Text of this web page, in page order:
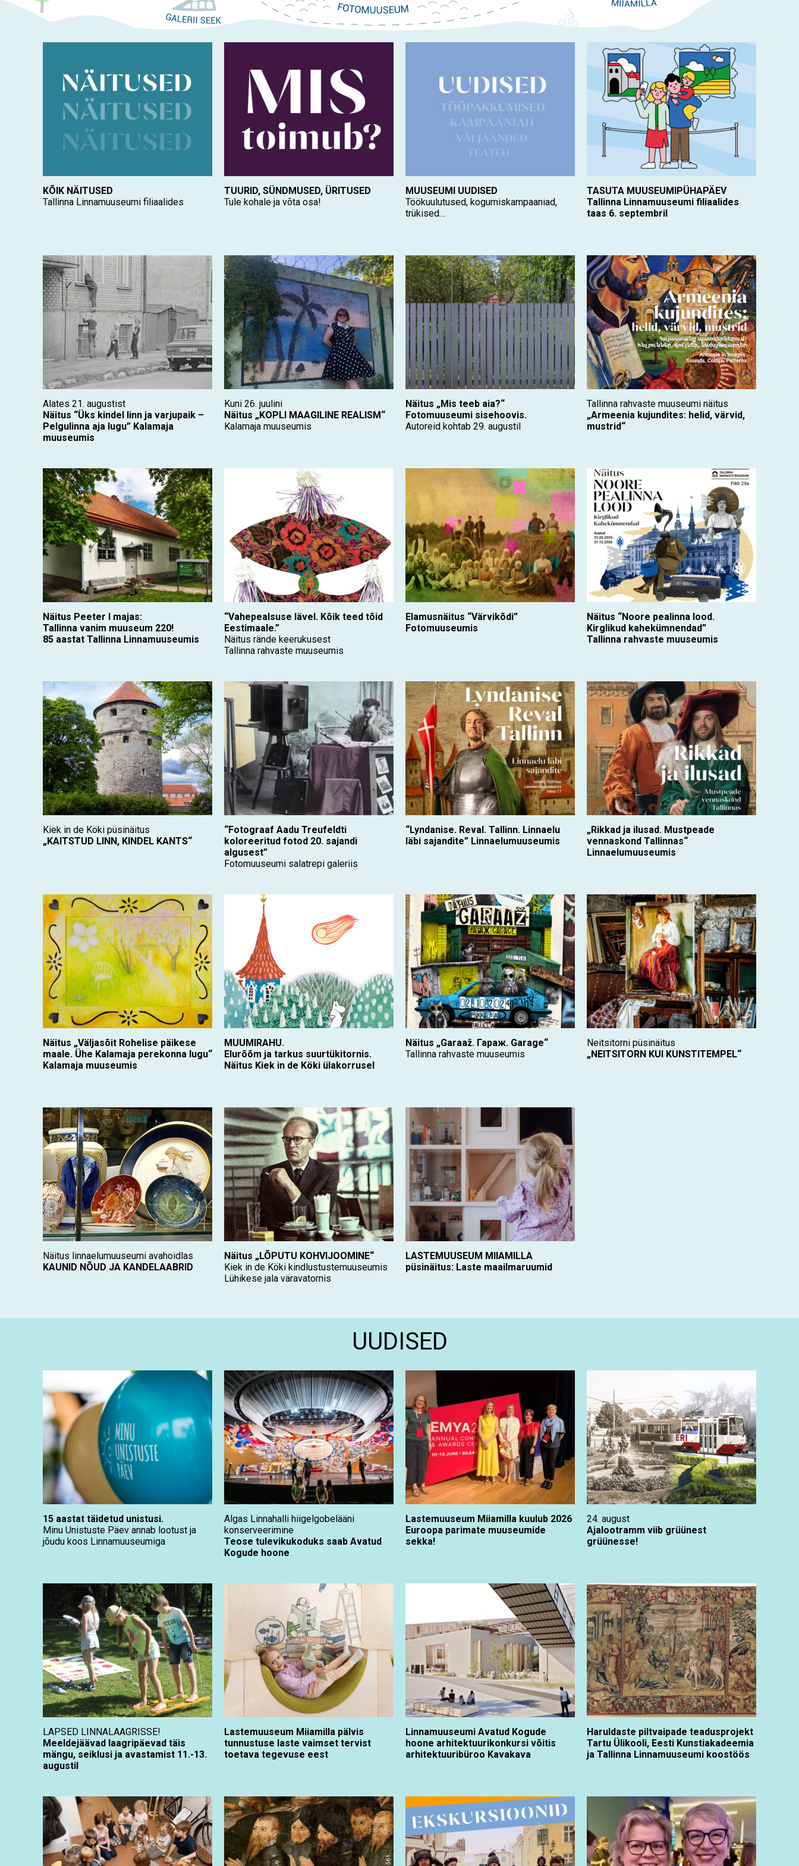
can
use
touch
and
swipe
KÕIK NÄITUSED
Tallinna Linnamuuseumi filiaalides
TUURID, SÜNDMUSED, ÜRITUSED
Tule kohale ja võta osa!
MUUSEUMI UUDISED
Töökuulutused, kogumiskampaaniad,
trükised…
TASUTA MUUSEUMIPÜHAPÄEV
Tallinna Linnamuuseumi filiaalides
taas 6. septembril
Alates 21. augustist
Näitus “Üks kindel linn ja varjupaik –
Pelgulinna aja lugu” Kalamaja
muuseumis
Kuni 26. juulini
Näitus „KOPLI MAAGILINE REALISM“
Kalamaja muuseumis
Näitus „Mis teeb aia?“
Fotomuuseumi sisehoovis.
Autoreid kohtab 29. augustil
Tallinna rahvaste muuseumi näitus
„Armeenia kujundites: helid, värvid,
mustrid“
Näitus Peeter I majas:
Tallinna vanim muuseum 220!
85 aastat Tallinna Linnamuuseumis
“Vahepealsuse lävel. Kõik teed tõid
Eestimaale.”
Näitus rände keerukusest
Tallinna rahvaste muuseumis
Elamusnäitus “Värvikõdi”
Fotomuuseumis
Näitus “Noore pealinna lood.
Kirglikud kahekümnendad”
Tallinna rahvaste muuseumis
Kiek in de Köki püsinäitus
„KAITSTUD LINN, KINDEL KANTS“
“Fotograaf Aadu Treufeldti
koloreeritud fotod 20. sajandi
algusest”
Fotomuuseumi salatrepi galeriis
“Lyndanise. Reval. Tallinn. Linnaelu
läbi sajandite” Linnaelumuuseumis
„Rikkad ja ilusad. Mustpeade
vennaskond Tallinnas“
Linnaelumuuseumis
Näitus „Väljasõit Rohelise päikese
maale. Ühe Kalamaja perekonna lugu“
Kalamaja muuseumis
MUUMIRAHU.
Elurõõm ja tarkus suurtükitornis.
Näitus Kiek in de Köki ülakorrusel
Näitus „Garaaž. Гараж. Garage“
Tallinna rahvaste muuseumis
Neitsitorni püsinäitus
„NEITSITORN KUI KUNSTITEMPEL“
Näitus linnaelumuuseumi avahoidlas
KAUNID NÕUD JA KANDELAABRID
Näitus „LÕPUTU KOHVIJOOMINE“
Kiek in de Köki kindlustustemuuseumis
Lühikese jala väravatornis
LASTEMUUSEUM MIIAMILLA
püsinäitus: Laste maailmaruumid
UUDISED
15 aastat täidetud unistusi.
Minu Unistuste Päev annab lootust ja
jõudu koos Linnamuuseumiga
Algas Linnahalli hiigelgobelääni
konserveerimine
Teose tulevikukoduks saab Avatud
Kogude hoone
Lastemuuseum Miiamilla kuulub 2026
Euroopa parimate muuseumide
sekka!
24. august
Ajalootramm viib grüünest
grüünesse!
LAPSED LINNALAAGRISSE!
Meeldejäävad laagripäevad täis
mängu, seiklusi ja avastamist 11.-13.
augustil
Lastemuuseum Miiamilla pälvis
tunnustuse laste vaimset tervist
toetava tegevuse eest
Linnamuuseumi Avatud Kogude
hoone arhitektuurikonkursi võitis
arhitektuuribüroo Kavakava
Haruldaste piltvaipade teadusprojekt
Tartu Ülikooli, Eesti Kunstiakadeemia
ja Tallinna Linnamuuseumi koostöös